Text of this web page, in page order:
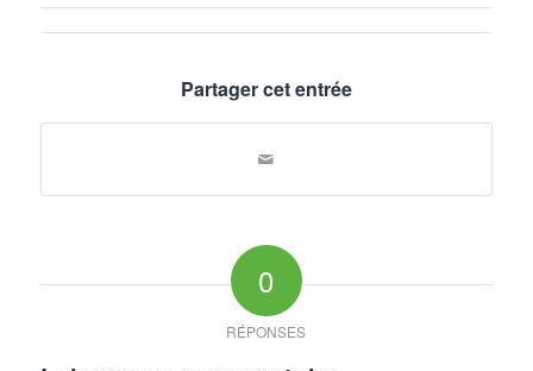
Partager cet entrée
0
RÉPONSES